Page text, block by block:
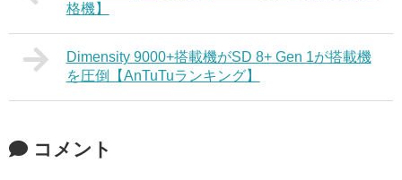
格機】
Dimensity 9000+搭載機がSD 8+ Gen 1が搭載機
を圧倒【AnTuTuランキング】
コメント